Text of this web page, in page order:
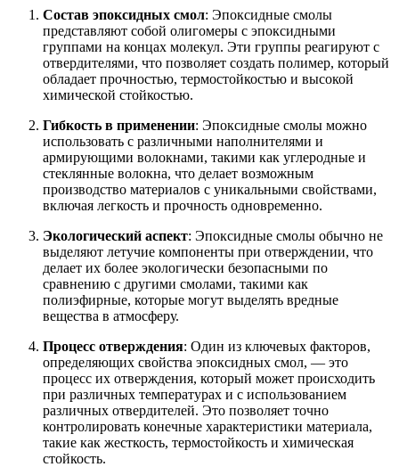
Состав эпоксидных смол: Эпоксидные смолы
представляют собой олигомеры с эпоксидными
группами на концах молекул. Эти группы реагируют с
отвердителями, что позволяет создать полимер, который
обладает прочностью, термостойкостью и высокой
химической стойкостью.
Гибкость в применении: Эпоксидные смолы можно
использовать с различными наполнителями и
армирующими волокнами, такими как углеродные и
стеклянные волокна, что делает возможным
производство материалов с уникальными свойствами,
включая легкость и прочность одновременно.
Экологический аспект: Эпоксидные смолы обычно не
выделяют летучие компоненты при отверждении, что
делает их более экологически безопасными по
сравнению с другими смолами, такими как
полиэфирные, которые могут выделять вредные
вещества в атмосферу.
Процесс отверждения: Один из ключевых факторов,
определяющих свойства эпоксидных смол, — это
процесс их отверждения, который может происходить
при различных температурах и с использованием
различных отвердителей. Это позволяет точно
контролировать конечные характеристики материала,
такие как жесткость, термостойкость и химическая
стойкость.